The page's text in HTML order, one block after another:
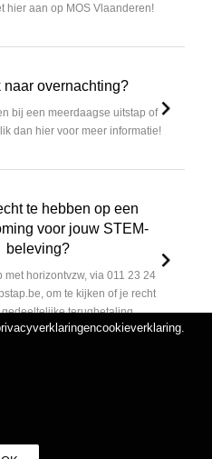
hier aan op MOS Vlaanderen!
naar overnachting?
bij een meerdaagse uitstap of
dan hier voor meer informatie!
te hebben op een
voor jouw STEM-
beleving?
met horizontvzw, via 011 23 24
om te kijken of je recht
terugbetaling.
PXL
encookieverklaring.